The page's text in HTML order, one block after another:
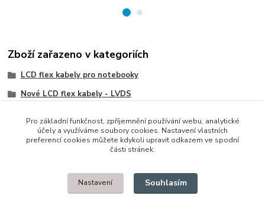
Zboží zařazeno v kategoriích
LCD flex kabely pro notebooky
Nové LCD flex kabely - LVDS
© 2014 - 2025 Díly pro notebooky
Upravit sběr cookies.
Pro základní funkčnost, zpříjemnění používání webu, analytické
účely a využíváme soubory cookies. Nastavení vlastních
preferencí cookies můžete kdykoli upravit odkazem ve spodní
části stránek.
Nastavení Souhlasím